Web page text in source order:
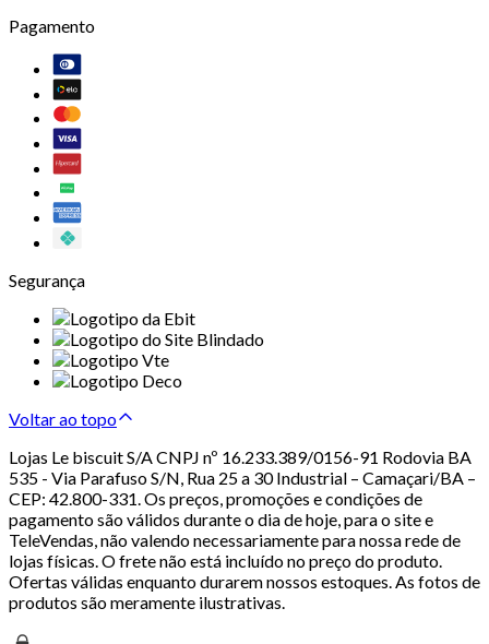
Pagamento
Segurança
Voltar ao topo
Lojas Le biscuit S/A CNPJ nº 16.233.389/0156-91 Rodovia BA
535 - Via Parafuso S/N, Rua 25 a 30 Industrial – Camaçari/BA –
CEP: 42.800-331. Os preços, promoções e condições de
pagamento são válidos durante o dia de hoje, para o site e
TeleVendas, não valendo necessariamente para nossa rede de
lojas físicas. O frete não está incluído no preço do produto.
Ofertas válidas enquanto durarem nossos estoques. As fotos de
produtos são meramente ilustrativas.